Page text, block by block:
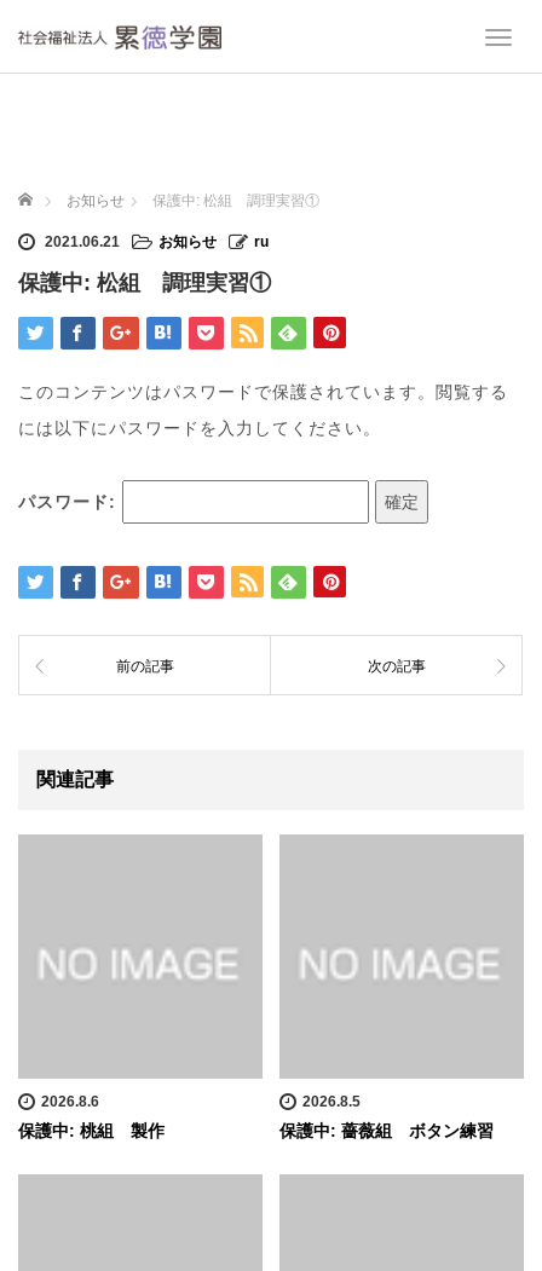
T
n
ホーム お知らせ 保護中: 松組 調理実習①
2021.06.21 お知らせ ru
保護中: 松組 調理実習①
このコンテンツはパスワードで保護されています。閲覧する
には以下にパスワードを入力してください。
パスワード:
前の記事 次の記事
関連記事
2026.8.6
保護中: 桃組 製作
2026.8.5
保護中: 薔薇組 ボタン練習